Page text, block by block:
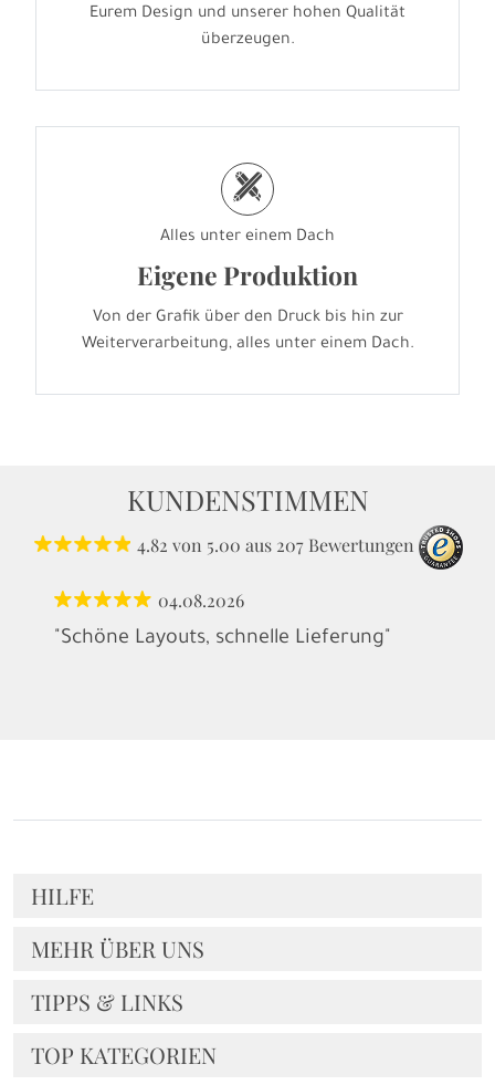
Eurem Design und unserer hohen Qualität
überzeugen.
h
Alles unter einem Dach
Eigene Produktion
Von der Grafik über den Druck bis hin zur
Weiterverarbeitung, alles unter einem Dach.
KUNDENSTIMMEN
4.82 von 5.00 aus 207 Bewertungen
04.08.2026
"Schöne Layouts, schnelle Lieferung"
HILFE
MEHR ÜBER UNS
TIPPS & LINKS
TOP KATEGORIEN